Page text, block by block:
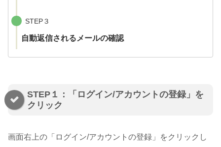
STEP３
自動返信されるメールの確認
STEP１：「ログイン/アカウントの登録」を
クリック
画面右上の「ログイン/アカウントの登録」をクリックし